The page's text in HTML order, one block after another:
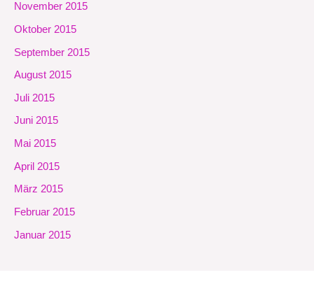
November 2015
Oktober 2015
September 2015
August 2015
Juli 2015
Juni 2015
Mai 2015
April 2015
März 2015
Februar 2015
Januar 2015